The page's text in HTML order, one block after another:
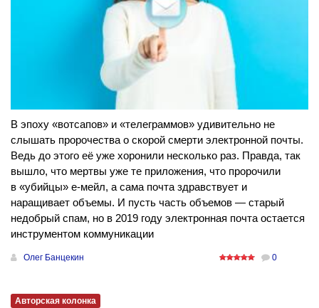
В эпоху «вотсапов» и «телеграммов» удивительно не
слышать пророчества о скорой смерти электронной почты.
Ведь до этого её уже хоронили несколько раз. Правда, так
вышло, что мертвы уже те приложения, что пророчили
в «убийцы» е-мейл, а сама почта здравствует и
наращивает объемы. И пусть часть объемов — старый
недобрый спам, но в 2019 году электронная почта остается
инструментом коммуникации
Олег Банцекин 0
Авторская колонка